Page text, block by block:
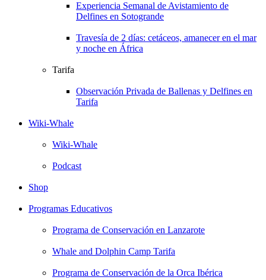
Experiencia Semanal de Avistamiento de
Delfines en Sotogrande
Travesía de 2 días: cetáceos, amanecer en el mar
y noche en África
Tarifa
Observación Privada de Ballenas y Delfines en
Tarifa
Wiki-Whale
Wiki-Whale
Podcast
Shop
Programas Educativos
Programa de Conservación en Lanzarote
Whale and Dolphin Camp Tarifa
Programa de Conservación de la Orca Ibérica